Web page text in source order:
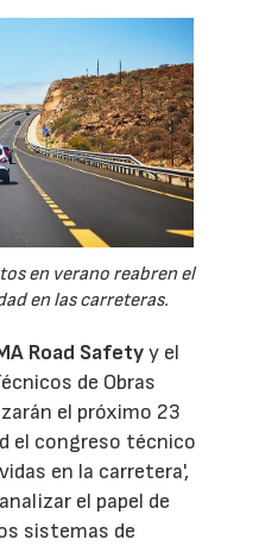
en verano reabren el
en las carreteras.
Road Safetyy el
de Obras
el próximo 23
el congreso técnico
en la carretera',
el papel de
sistemas de